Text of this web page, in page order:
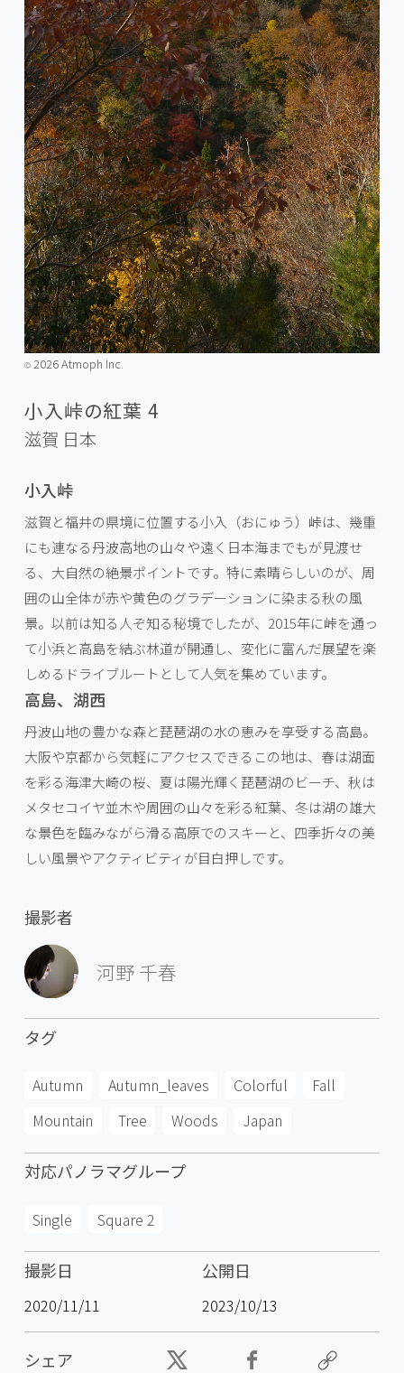
©️2026 Atmoph Inc.
小入峠の紅葉 4
滋賀 日本
小入峠
滋賀と福井の県境に位置する小入（おにゅう）峠は、幾重
にも連なる丹波高地の山々や遠く日本海までもが見渡せ
る、大自然の絶景ポイントです。特に素晴らしいのが、周
囲の山全体が赤や黄色のグラデーションに染まる秋の風
景。以前は知る人ぞ知る秘境でしたが、2015年に峠を通っ
て小浜と高島を結ぶ林道が開通し、変化に富んだ展望を楽
しめるドライブルートとして人気を集めています。
高島、湖西
丹波山地の豊かな森と琵琶湖の水の恵みを享受する高島。
大阪や京都から気軽にアクセスできるこの地は、春は湖面
を彩る海津大崎の桜、夏は陽光輝く琵琶湖のビーチ、秋は
メタセコイヤ並木や周囲の山々を彩る紅葉、冬は湖の雄大
な景色を臨みながら滑る高原でのスキーと、四季折々の美
しい風景やアクティビティが目白押しです。
撮影者
河野 千春
タグ
Autumn Autumn_leaves Colorful
Fall
Mountain
Tree Woods Japan
対応パノラマグループ
Single Square 2
撮影日
2020/11/11
公開日
2023/10/13
シェア